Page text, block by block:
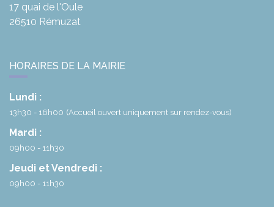
17 quai de l'Oule
26510 Rémuzat
HORAIRES DE LA MAIRIE
Lundi :
13h30 - 16h00 (Accueil ouvert uniquement sur rendez-vous)
Mardi :
09h00 - 11h30
Jeudi et Vendredi :
09h00 - 11h30